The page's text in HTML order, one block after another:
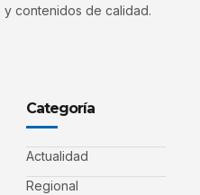
contenidos de calidad.
Categoría
Actualidad
Regional